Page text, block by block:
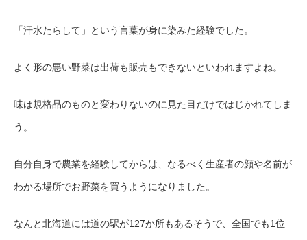
「汗水たらして」という言葉が身に染みた経験でした。
よく形の悪い野菜は出荷も販売もできないといわれますよね。
味は規格品のものと変わりないのに見た目だけではじかれてしま
う。
自分自身で農業を経験してからは、なるべく生産者の顔や名前が
わかる場所でお野菜を買うようになりました。
なんと北海道には道の駅が127か所もあるそうで、全国でも1位